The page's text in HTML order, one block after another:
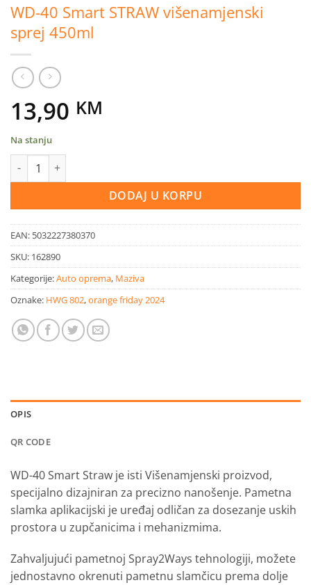
WD-40 Smart STRAW višenamjenski
sprej 450ml
13,90 KM
Na stanju
WD-40 Smart STRAW višenamjenski sprej 450ml količina
DODAJ U KORPU
EAN: 5032227380370
SKU: 162890
Kategorije:Auto oprema, Maziva
Oznake: HWG 802,orange friday 2024
OPIS
QR CODE
WD-40 Smart Straw je isti Višenamjenski proizvod,
specijalno dizajniran za precizno nanošenje. Pametna
slamka aplikacijski je uređaj odličan za dosezanje uskih
prostora u zupčanicima i mehanizmima.
Zahvaljujući pametnoj Spray2Ways tehnologiji, možete
jednostavno okrenuti pametnu slamčicu prema dolje